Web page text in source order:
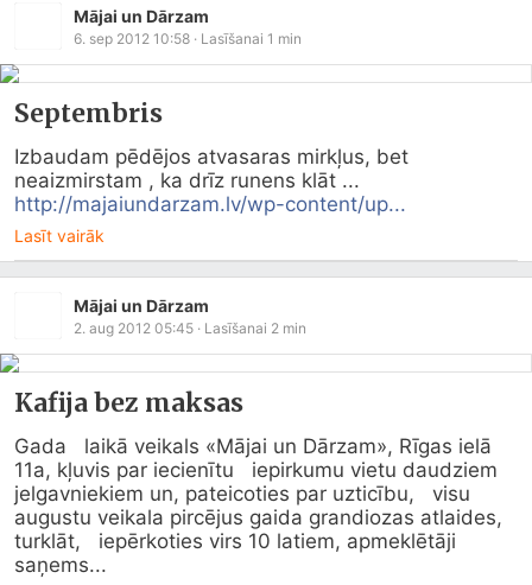
Mājai un Dārzam
6. sep 2012 10:58 · Lasīšanai 1 min
Septembris
Izbaudam pēdējos atvasaras mirkļus, bet
http://majaiundarzam.lv/wp-content/up...
Lasīt vairāk
Mājai un Dārzam
2. aug 2012 05:45 · Lasīšanai 2 min
Kafija bez maksas
Gada   laikā veikals «Mājai un Dārzam», Rīgas ielā
11a, kļuvis par iecienītu   iepirkumu vietu daudziem
jelgavniekiem un, pateicoties par uzticību,   visu
augustu veikala pircējus gaida grandiozas atlaides,
turklāt,   iepērkoties virs 10 latiem, apmeklētāji
saņems...